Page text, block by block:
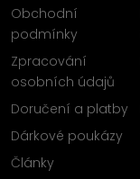
Obchodní
podmínky
Zpracování
osobních údajů
Doručení a platby
Dárkové poukázy
Články